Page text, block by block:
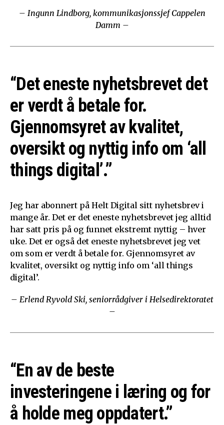
– Ingunn Lindborg, kommunikasjonssjef Cappelen
Damm –
“Det eneste nyhetsbrevet det
er verdt å betale for.
Gjennomsyret av kvalitet,
oversikt og nyttig info om ‘all
things digital’.”
Jeg har abonnert på Helt Digital sitt nyhetsbrev i
mange år. Det er det eneste nyhetsbrevet jeg alltid
har satt pris på og funnet ekstremt nyttig – hver
uke. Det er også det eneste nyhetsbrevet jeg vet
om som er verdt å betale for. Gjennomsyret av
kvalitet, oversikt og nyttig info om ‘all things
digital’.
– Erlend Ryvold Ski, seniorrådgiver i Helsedirektoratet
–
“En av de beste
investeringene i læring og for
å holde meg oppdatert.”